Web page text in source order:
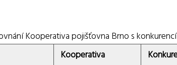
Kooperativa pojišťovna Brno s konkurencí
Kooperativa